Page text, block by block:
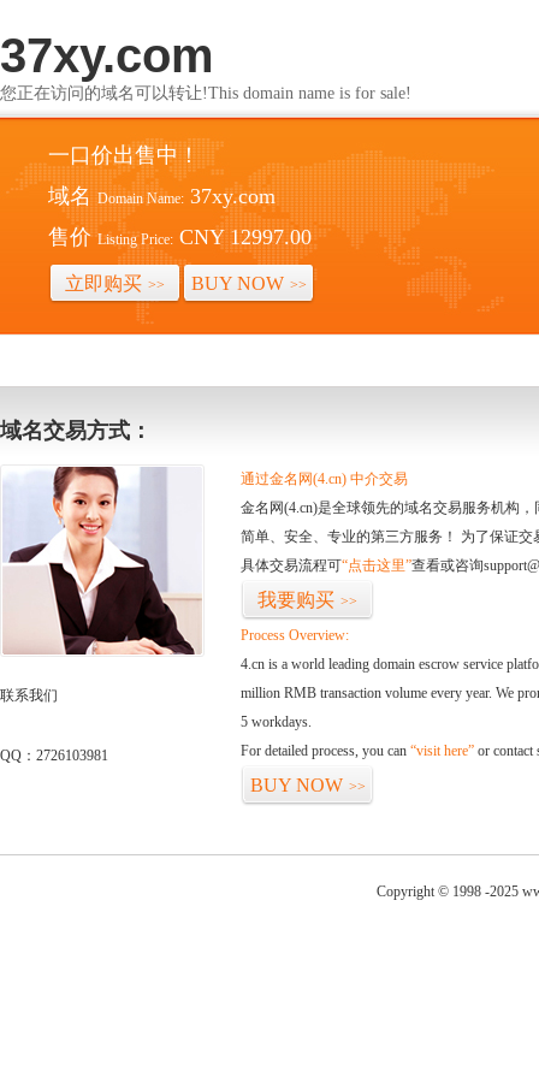
37xy.com
您正在访问的域名可以转让!This domain name is for sale!
一口价出售中！
域名 Domain Name: 37xy.com
售价 Listing Price: CNY 12997.00
立即购买 >> BUY NOW >>
域名交易方式：
联系我们
QQ：2726103981
通过金名网(4.cn) 中介交易
金名网(4.cn)是全球领先的域名交易服务机构
简单、安全、专业的第三方服务！ 为了保证
具体交易流程可“点击这里”查看或咨询
我要购买 >>
Process Overview:
4.cn is a world leading domain escrow service
million RMB transaction volume every year. We
5 workdays.
For detailed process, you can “visit here” or contact
BUY NOW >>
Copyright © 1998 -2025